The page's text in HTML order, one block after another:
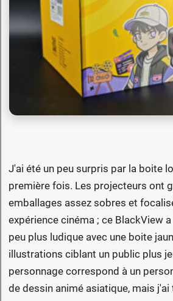
J'ai été un peu surpris par la boite
première fois. Les projecteurs ont
emballages assez sobres et
expérience cinéma ; ce BlackView
peu plus ludique avec une boite
illustrations ciblant un public plus
personnage correspond à un
de dessin animé asiatique, mais